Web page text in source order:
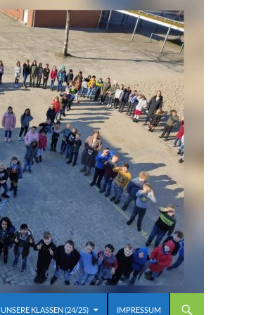
UNSERE KLASSEN (24/25) IMPRESSUM